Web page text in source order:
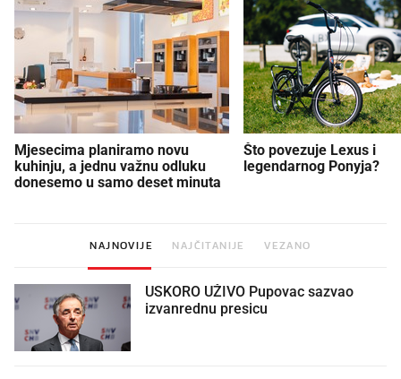
Mjesecima planiramo novu
kuhinju, a jednu važnu odluku
donesemo u samo deset minuta
Što povezuje Lexus i
legendarnog Ponyja?
NAJNOVIJE NAJČITANIJE VEZANO
USKORO UŽIVO Pupovac sazvao
izvanrednu presicu